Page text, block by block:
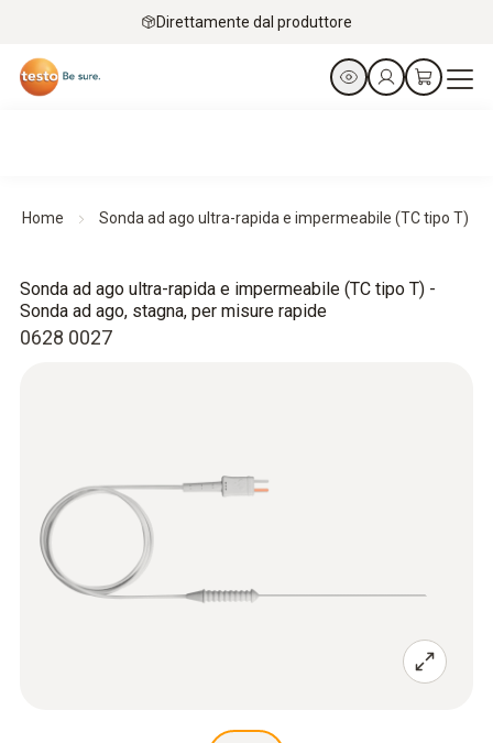
Direttamente dal produttore
Home Sonda ad ago ultra-rapida e impermeabile (TC tipo T)
0628 0027
Sonda ad ago ultra-rapida e impermeabile (TC tipo T) -
Sonda ad ago, stagna, per misure rapide